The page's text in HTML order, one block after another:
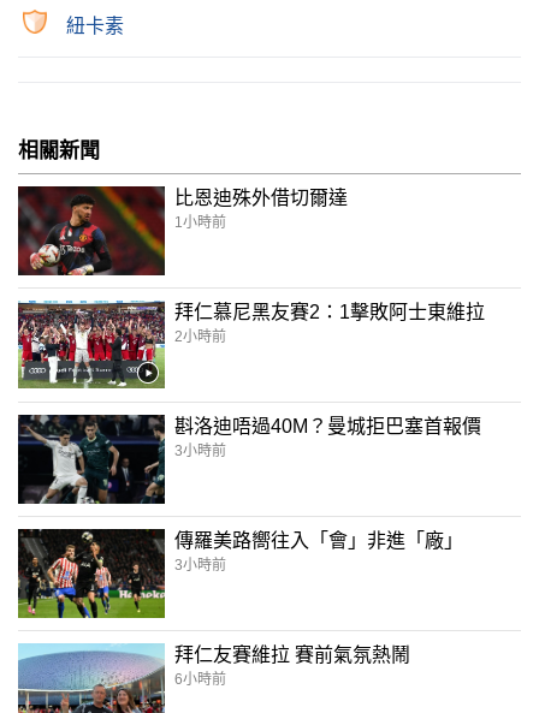
紐卡素
相關新聞
比恩迪殊外借切爾達
1小時前
拜仁慕尼黑友賽2：1擊敗阿士東維拉
2小時前
斟洛迪唔過40M？曼城拒巴塞首報價
3小時前
傳羅美路嚮往入「會」非進「廠」
3小時前
拜仁友賽維拉 賽前氣氛熱鬧
6小時前